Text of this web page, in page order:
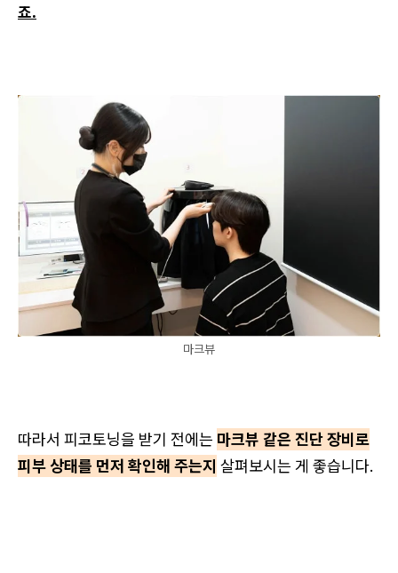
죠.
마크뷰
따라서 피코토닝을 받기 전에는 마크뷰 같은 진단 장비로
피부 상태를 먼저 확인해 주는지 살펴보시는 게 좋습니다.